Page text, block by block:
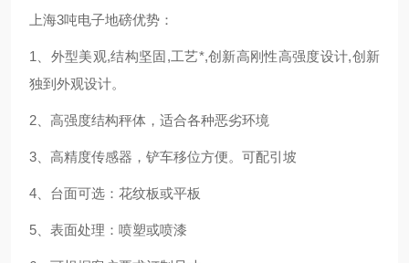
上海3吨电子地磅优势：
1、外型美观,结构坚固,工艺*,创新高刚性高强度设计,创新
独到外观设计。
2、高强度结构秤体，适合各种恶劣环境
3、高精度传感器，铲车移位方便。可配引坡
4、台面可选：花纹板或平板
5、表面处理：喷塑或喷漆